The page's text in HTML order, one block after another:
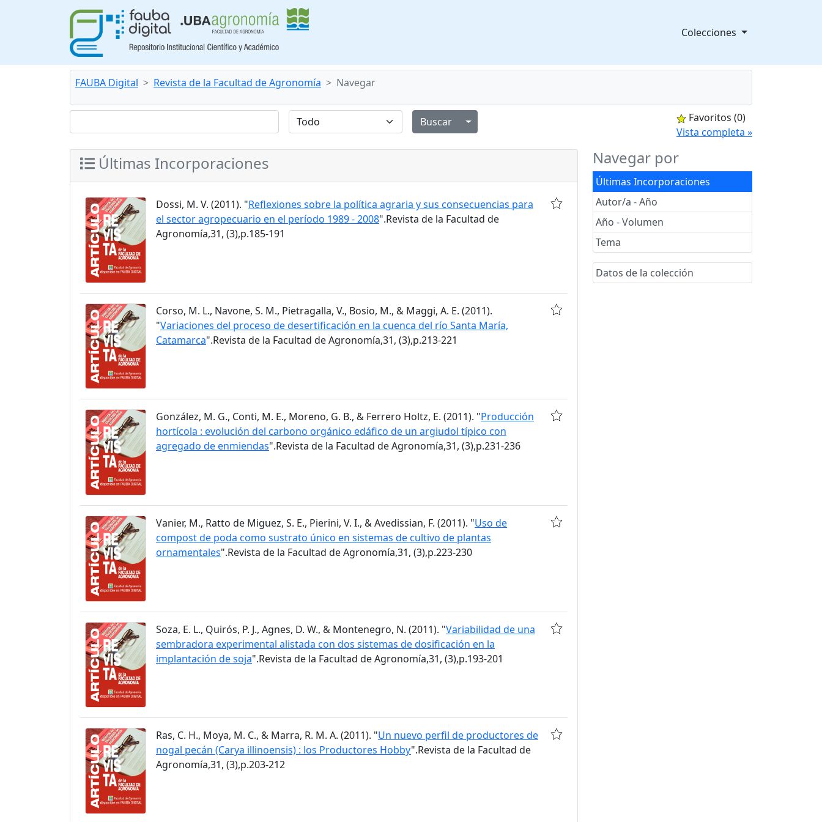
Colecciones
FAUBA Digital Revista de la Facultad de Agronomía Navegar
Alternar menú desplegable
Favoritos (0)
Vista completa »
Navegar por
Últimas Incorporaciones
Autor/a - Año
Año - Volumen
Tema
Datos de la colección
Últimas Incorporaciones
Dossi, M. V. (2011). "Reflexiones sobre la política agraria y sus consecuencias para
el sector agropecuario en el período 1989 - 2008".Revista de la Facultad de
Agronomía,31, (3),p.185-191
Corso, M. L., Navone, S. M., Pietragalla, V., Bosio, M., & Maggi, A. E. (2011).
"Variaciones del proceso de desertificación en la cuenca del río Santa María,
Catamarca".Revista de la Facultad de Agronomía,31, (3),p.213-221
González, M. G., Conti, M. E., Moreno, G. B., & Ferrero Holtz, E. (2011). "Producción
hortícola : evolución del carbono orgánico edáfico de un argiudol típico con
agregado de enmiendas".Revista de la Facultad de Agronomía,31, (3),p.231-236
Vanier, M., Ratto de Miguez, S. E., Pierini, V. I., & Avedissian, F. (2011). "Uso de
compost de poda como sustrato único en sistemas de cultivo de plantas
ornamentales".Revista de la Facultad de Agronomía,31, (3),p.223-230
Soza, E. L., Quirós, P. J., Agnes, D. W., & Montenegro, N. (2011). "Variabilidad de una
sembradora experimental alistada con dos sistemas de dosificación en la
implantación de soja".Revista de la Facultad de Agronomía,31, (3),p.193-201
Ras, C. H., Moya, M. C., & Marra, R. M. A. (2011). "Un nuevo perfil de productores de
nogal pecán (Carya illinoensis) : los Productores Hobby".Revista de la Facultad de
Agronomía,31, (3),p.203-212